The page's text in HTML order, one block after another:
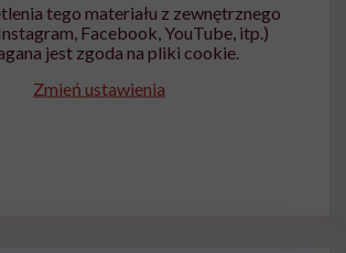
tego materiału z zewnętrznego
Facebook, YouTube, itp.)
jest zgoda na pliki cookie.
Zmień ustawienia